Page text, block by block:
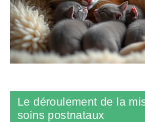
Le déroulement de la
soins postnataux